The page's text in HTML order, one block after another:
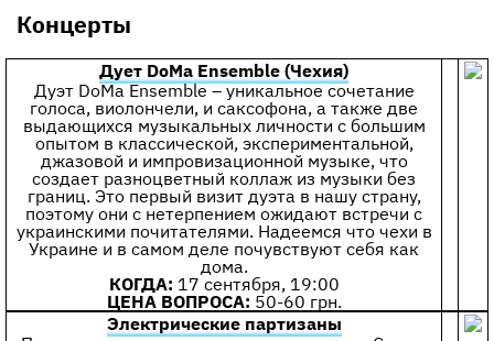
Концерты
Дует DoМa Ensemble (Чехия)
Дуэт DoМa Ensemble – уникальное сочетание
голоса, виолончели, и саксофона, а также две
выдающихся музыкальных личности с большим
опытом в классической, экспериментальной,
джазовой и импровизационной музыке, что
создает разноцветный коллаж из музыки без
границ. Это первый визит дуэта в нашу страну,
поэтому они с нетерпением ожидают встречи с
украинскими почитателями. Надеемся что чехи в
Украине и в самом деле почувствуют себя как
дома.
КОГДА: 17 сентября, 19:00
ЦЕНА ВОПРОСА: 50-60 грн.
Электрические партизаны